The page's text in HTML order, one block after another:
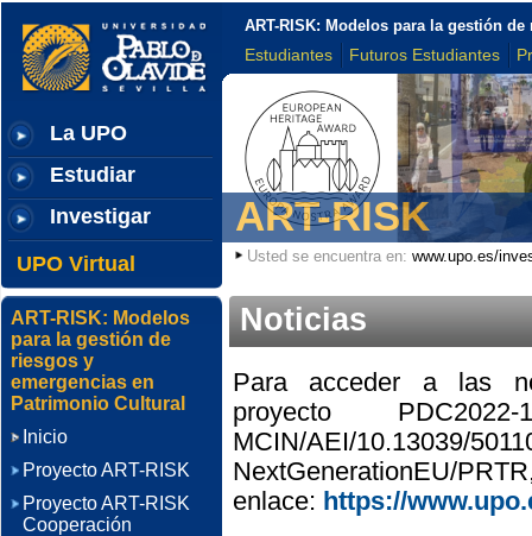
La UPO
Estudiar
Investigar
UPO Virtual
ART-RISK: Modelos para la gestión
Estudiantes Futuros Estudiantes
ART-RISK
Usted se encuentra en: www.upo.es/
Noticias
Para acceder a las
proyectoPDC2022-
MCIN/AEI/10.13039/
NextGenerationEU/PRTR
enlace: https://
ART-RISK: Modelos
para la gestión de
riesgos y
emergencias en
Patrimonio Cultural
Inicio
Proyecto ART-RISK
Proyecto ART-RISK
Cooperación